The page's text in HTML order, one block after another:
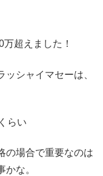
超えました！
シャイマセーは、
らい
の場合で重要なのは
な。